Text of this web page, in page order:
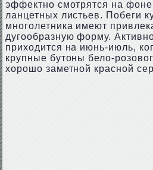
эффектно смотрятся на фоне
ланцетных листьев. Побеги
многолетника имеют
дугообразную форму.
приходится на июнь-июль,
крупные бутоны бело-
хорошо заметной красной